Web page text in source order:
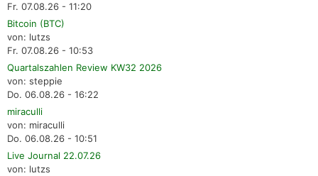
Fr. 07.08.26 - 11:20
Bitcoin (BTC)
von: lutzs
Fr. 07.08.26 - 10:53
Quartalszahlen Review KW32 2026
von: steppie
Do. 06.08.26 - 16:22
miraculli
von: miraculli
Do. 06.08.26 - 10:51
Live Journal 22.07.26
von: lutzs